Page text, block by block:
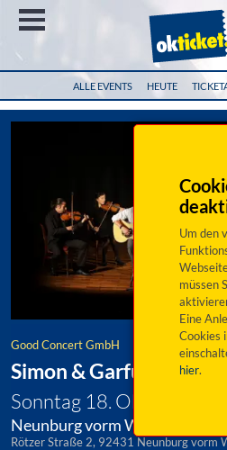
ALLE EVENTS HEUTE
Um den
müssen
Eine
Cookies
hier.
Good Concert GmbH
Simon & Garfunkel
Sonntag 18. Oktober 2026
Neunburg vorm Wald,
Rötzer Straße 2, 92431 Neunburg vorm